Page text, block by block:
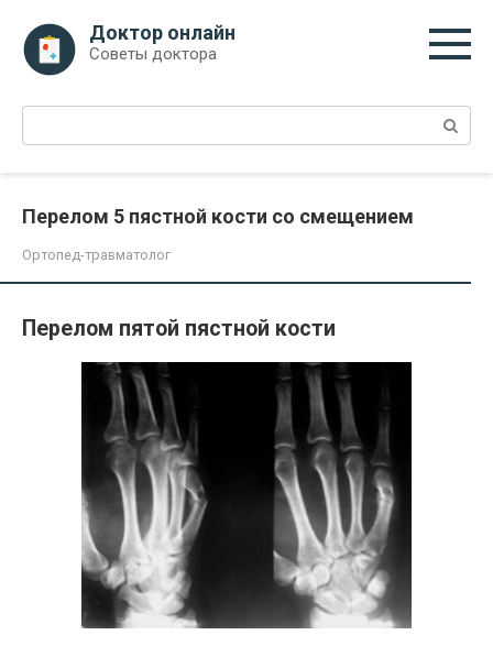
контенту
Доктор онлайн
Советы доктора
Поиск:
Перелом 5 пястной кости со смещением
Ортопед-травматолог
Перелом пятой пястной кости